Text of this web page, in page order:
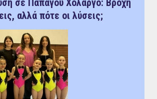
αλλά πότε οι λύσεις;